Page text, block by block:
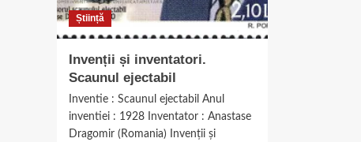
Știință
Invenții și inventatori.
Scaunul ejectabil
Inventie : Scaunul ejectabil Anul
inventiei : 1928 Inventator : Anastase
Dragomir (Romania) Invenții și